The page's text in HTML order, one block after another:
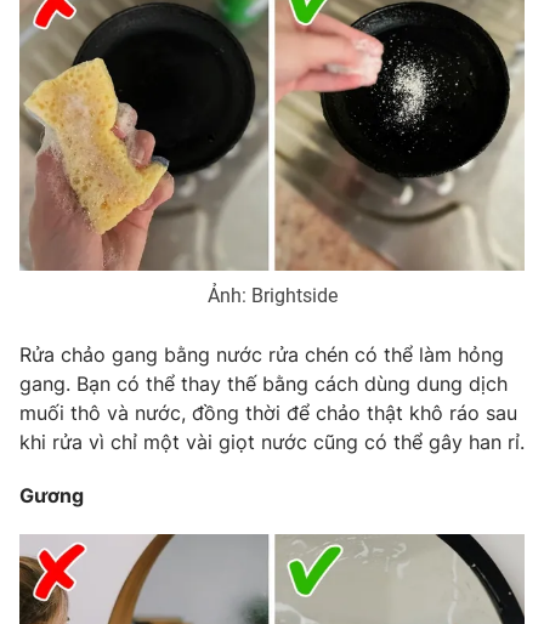
THỜI BÁO VTV
Theo dõi báo trên
Cơ quan chủ quản:
Đài Truyền hình Việt Nam
Cơ quan báo chí:
Thời báo VTV
Giấy phép hoạt động báo in và báo điện tử số 483/GP-BTTTT
Tổng Biên tập:Vũ Thanh Thủy
Phó Tổng Biên tập: Nguyễn Thị Mỹ Hạnh, Phạm Quốc Thắng,
Nguyễn Trọng Ninh
Tổng đài VTV:024.38 355 931 - 024.38 355 932
Liên hệ quảng cáo:
024-7300.7108
Ảnh: Brightside
Rửa chảo gang bằng nước rửa chén có thể làm hỏng
gang. Bạn có thể thay thế bằng cách dùng dung dịch
muối thô và nước, đồng thời để chảo thật khô ráo sau
khi rửa vì chỉ một vài giọt nước cũng có thể gây han rỉ.
Gương